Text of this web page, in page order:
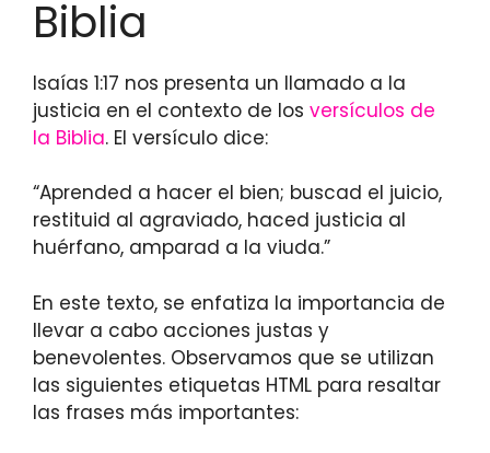
Biblia
Isaías 1:17 nos presenta un llamado a la
justicia en el contexto de los versículos de
la Biblia. El versículo dice:
“Aprended a hacer el bien; buscad el juicio,
restituid al agraviado, haced justicia al
huérfano, amparad a la viuda.”
En este texto, se enfatiza la importancia de
llevar a cabo acciones justas y
benevolentes. Observamos que se utilizan
las siguientes etiquetas HTML para resaltar
las frases más importantes: